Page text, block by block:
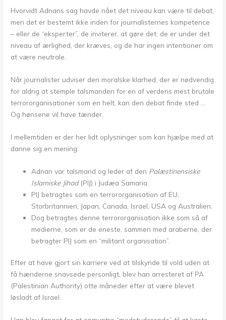
Hvorvidt Adnans sag havde nået det niveau kan være til debat,
men det er bestemt ikke inden for journalisternes kompetence
– eller de “eksperter”, de inviterer, at gøre det: de er under det
niveau af ærlighed, der kræves, og de har ingen intentioner om
at være neutrale.
Når journalister udviser den moralske klarhed, der er nødvendig
for aldrig at stemple talsmanden for en af verdens mest brutale
terrororganisationer som en helt, kan den debat finde sted …
Og hønsene vil have tænder.
I mellemtiden er der her lidt oplysninger som kan hjælpe med at
danne sig en mening:
Adnan var talsmand og leder af den Palæstinensiske
Islamiske Jihad(PIJ) i Judæa Samaria.
PIJ betragtes som en terrororganisation af EU,
Storbritannien, Japan, Canada, Israel, USA og Australien.
Dog betragtes denne terrororganisation ikke som så af
medierne, som er de eneste, sammen med araberne, der
betragter PIJ som en “militant organisation”.
Efter at have gjort sin karriere ved at tilskynde til vold uden at
få hænderne snavsede personligt, blev han arresteret af PA
(Palestinian Authority) otte måneder efter at være blevet
løsladt af Israel.